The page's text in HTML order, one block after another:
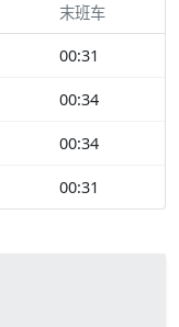
末班车
00:31
00:34
00:34
00:31